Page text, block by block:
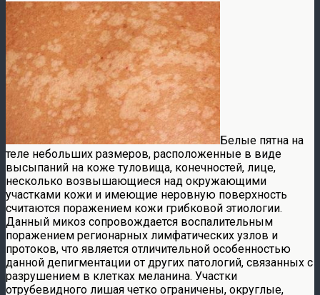
Белые пятна на
теле небольших размеров, расположенные в виде
высыпаний на коже туловища, конечностей, лице,
несколько возвышающиеся над окружающими
участками кожи и имеющие неровную поверхность
считаются поражением кожи грибковой этиологии.
Данный микоз сопровождается воспалительным
поражением регионарных лимфатических узлов и
протоков, что является отличительной особенностью
данной депигментации от других патологий, связанных с
разрушением в клетках меланина. Участки
отрубевидного лишая четко ограничены, округлые,